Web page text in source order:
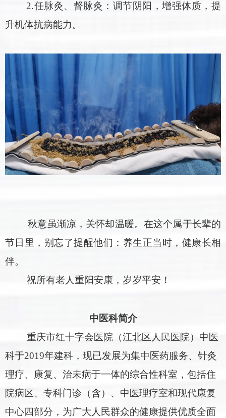
2.任脉灸、督脉灸：调节阴阳，增强体质，提
升机体抗病能力。
秋意虽渐凉，关怀却温暖。在这个属于长辈的
节日里，别忘了提醒他们：养生正当时，健康长相
伴。
祝所有老人重阳安康，岁岁平安！
中医科简介
重庆市红十字会医院（江北区人民医院） 中医
科于2019年建科， 现已发展为集中医药服务、 针灸
理疗、康复、治未病于一体的综合性科室 ， 包括住
院病区、专科门诊（含）、中医理疗室和现代康复
中心四部分，为广大人民群众的健康提供优质全面